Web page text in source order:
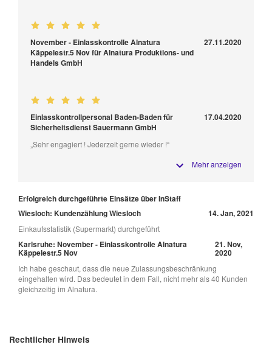
November - Einlasskontrolle Alnatura
Käppelestr.5 Nov für Alnatura Produktions- und
Handels GmbH
27.11.2020
Einlasskontrollpersonal Baden-Baden für
Sicherheitsdienst Sauermann GmbH
17.04.2020
„Sehr engagiert ! Jederzeit gerne wieder !“
Mehr anzeigen
Erfolgreich durchgeführte Einsätze über InStaff
Wiesloch: Kundenzählung Wiesloch
14. Jan, 2021
Einkaufsstatistik (Supermarkt) durchgeführt
Karlsruhe: November - Einlasskontrolle Alnatura
Käppelestr.5 Nov
21. Nov,
2020
Ich habe geschaut, dass die neue Zulassungsbeschränkung
eingehalten wird. Das bedeutet in dem Fall, nicht mehr als 40 Kunden
gleichzeitig im Alnatura.
Rechtlicher Hinweis